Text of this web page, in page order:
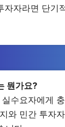
자라면 단기
뭔가요?
수요자에게
와 민간 투자